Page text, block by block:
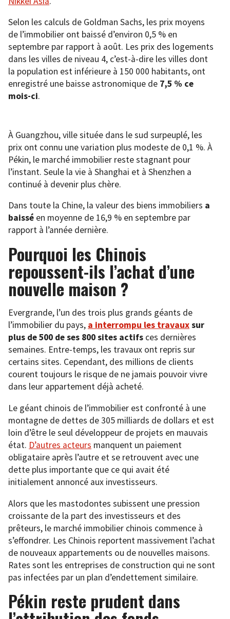
Selon les calculs de Goldman Sachs, les prix moyens
de l’immobilier ont baissé d’environ 0,5 % en
septembre par rapport à août. Les prix des logements
dans les villes de niveau 4, c’est-à-dire les villes dont
la population est inférieure à 150 000 habitants, ont
enregistré une baisse astronomique de 7,5 % ce
mois-ci.
À Guangzhou, ville située dans le sud surpeuplé, les
prix ont connu une variation plus modeste de 0,1 %. À
Pékin, le marché immobilier reste stagnant pour
l’instant. Seule la vie à Shanghai et à Shenzhen a
continué à devenir plus chère.
Dans toute la Chine, la valeur des biens immobiliers a
baissé en moyenne de 16,9 % en septembre par
rapport à l’année dernière.
Pourquoi les Chinois
repoussent-ils l’achat d’une
nouvelle maison ?
Evergrande, l’un des trois plus grands géants de
l’immobilier du pays, a interrompu les travauxsur
plus de 500 de ses 800 sites actifs ces dernières
semaines. Entre-temps, les travaux ont repris sur
certains sites. Cependant, des millions de clients
courent toujours le risque de ne jamais pouvoir vivre
dans leur appartement déjà acheté.
Le géant chinois de l’immobilier est confronté à une
montagne de dettes de 305 milliards de dollars et est
loin d’être le seul développeur de projets en mauvais
état. D’autres acteurs manquent un paiement
obligataire après l’autre et se retrouvent avec une
dette plus importante que ce qui avait été
initialement annoncé aux investisseurs.
Alors que les mastodontes subissent une pression
croissante de la part des investisseurs et des
prêteurs, le marché immobilier chinois commence à
s’effondrer. Les Chinois reportent massivement l’achat
de nouveaux appartements ou de nouvelles maisons.
Rates sont les entreprises de construction qui ne sont
pas infectées par un plan d’endettement similaire.
Pékin reste prudent dans